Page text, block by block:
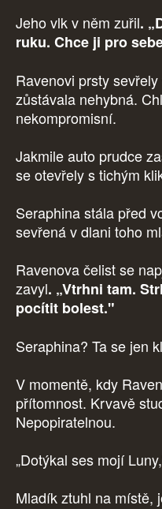
Jeho vlk v něm zuřil.
ruku. Chce ji pro
Ravenovi prsty
zůstávala nehybná.
nekompromisní.
Jakmile auto prudce
se otevřely s tichým
Seraphina stála před
sevřená v dlani toho
Ravenova čelist se
zavyl. „Vtrhni tam.
pocítit bolest."
Seraphina? Ta se jen
V momentě, kdy
přítomnost. Krvavě
Nepopiratelnou.
„Dotýkal ses mojí
Mladík ztuhl na místě,